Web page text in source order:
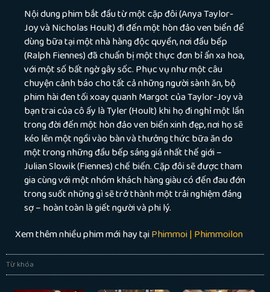
Nội dung phim bắt đầu từ một cặp đôi (Anya Taylor-
Joy và Nicholas Hoult) đi đến một hòn đảo ven biển để
dùng bữa tại một nhà hàng độc quyền, nơi đầu bếp
(Ralph Fiennes) đã chuẩn bị một thực đơn bỉ ẩn xa hoa,
với một số bất ngờ gây sốc. Phục vụ như một câu
chuyện cảnh báo cho tất cả những người sành ăn, bộ
phim hài đen tối xoay quanh Margot của Taylor-Joy và
bạn trai của cô ấy là Tyler (Hoult) khi họ đi nghỉ một lần
trong đời đến một hòn đảo ven biển xinh đẹp, nơi họ sẽ
kéo lên một ngồi vào bàn và thưởng thức bữa ăn do
một trong những đầu bếp sáng giá nhất thế giới –
Julian Slowik (Fiennes) chế biến. Cặp đôi sẽ được tham
gia cùng với một nhóm khách hàng giàu có đến đau đớn
trong suốt những gì sẽ trở thành một trải nghiệm đáng
sợ – hoàn toàn là giết người và phi lý.
Xem thêm nhiều phim mới hay tạiPhimmoi | Phimmoilon
Từ khóa